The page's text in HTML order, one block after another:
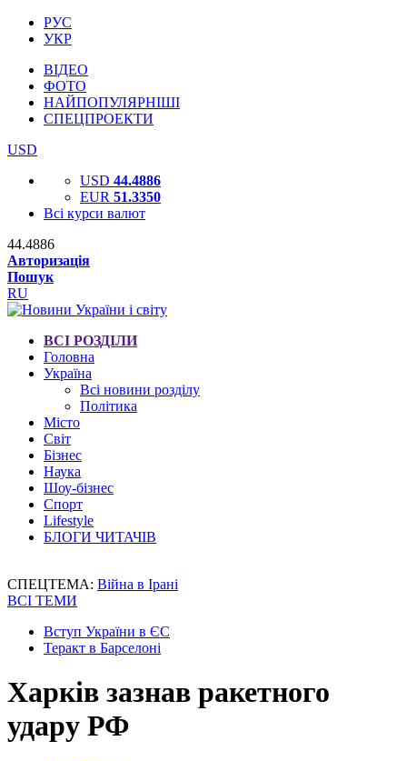
РУС
УКР
ВІДЕО
ФОТО
НАЙПОПУЛЯРНІШІ
СПЕЦПРОЕКТИ
USD
USD 44.4886
EUR 51.3350
Всі курси валют
44.4886
Авторизація
Пошук
RU
ВСІ РОЗДІЛИ
Головна
Україна
Всі новини розділу
Політика
Місто
Світ
Бізнес
Наука
Шоу-бізнес
Спорт
Lifestyle
БЛОГИ ЧИТАЧІВ
СПЕЦТЕМА: Війна в Ірані
ВСІ ТЕМИ
Вступ України в ЄС
Теракт в Барселоні
Харків зазнав ракетного
удару РФ